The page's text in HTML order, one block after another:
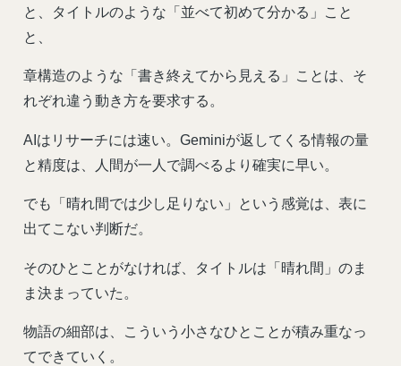
と、タイトルのような「並べて初めて分かる」こと
と、
章構造のような「書き終えてから見える」ことは、そ
れぞれ違う動き方を要求する。
AIはリサーチには速い。Geminiが返してくる情報の量
と精度は、人間が一人で調べるより確実に早い。
でも「晴れ間では少し足りない」という感覚は、表に
出てこない判断だ。
そのひとことがなければ、タイトルは「晴れ間」のま
ま決まっていた。
物語の細部は、こういう小さなひとことが積み重なっ
てできていく。